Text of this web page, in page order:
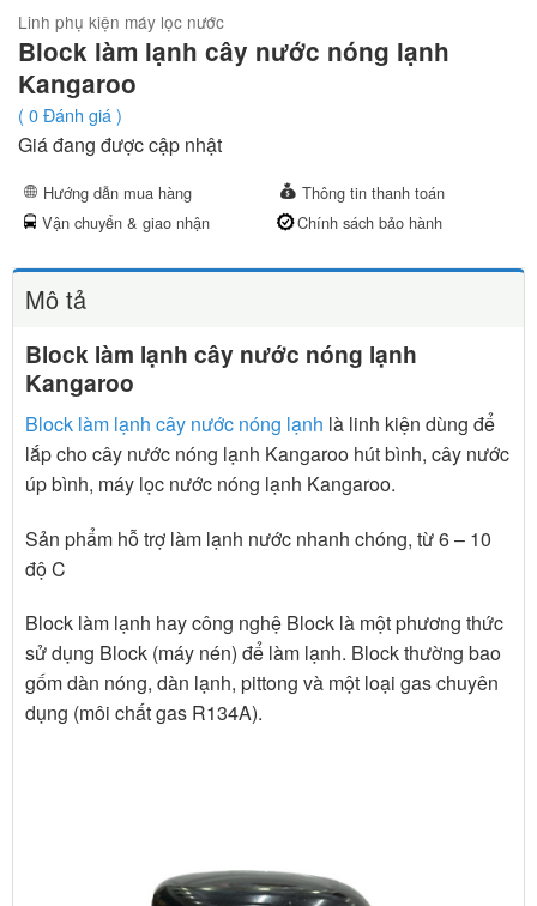
Linh phụ kiện máy lọc nước
Block làm lạnh cây nước nóng lạnh
Kangaroo
( 0Đánh giá )
Giá đang được cập nhật
Hướng dẫn mua hàng
Thông tin thanh toán
Vận chuyển & giao nhận
Chính sách bảo hành
Mô tả
Block làm lạnh cây nước nóng lạnh
Kangaroo
Block làm lạnh cây nước nóng lạnh là linh kiện dùng để
lắp cho cây nước nóng lạnh Kangaroo hút bình, cây nước
úp bình, máy lọc nước nóng lạnh Kangaroo.
Sản phẩm hỗ trợ làm lạnh nước nhanh chóng, từ 6 – 10
độ C
Block làm lạnh hay công nghệ Block là một phương thức
sử dụng Block (máy nén) để làm lạnh. Block thường bao
gốm dàn nóng, dàn lạnh, pittong và một loại gas chuyên
dụng (môi chất gas R134A).